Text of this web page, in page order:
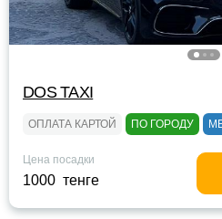
DOS TAXI
ОПЛАТА КАРТОЙ ПО ГОРОДУ
Цена посадки
1000 тенге